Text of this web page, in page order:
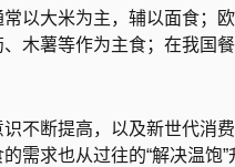
以大米为主，辅以面食；
木薯等作为主食；在我国
不断提高，以及新世代消
需求也从过往的“解决温饱”